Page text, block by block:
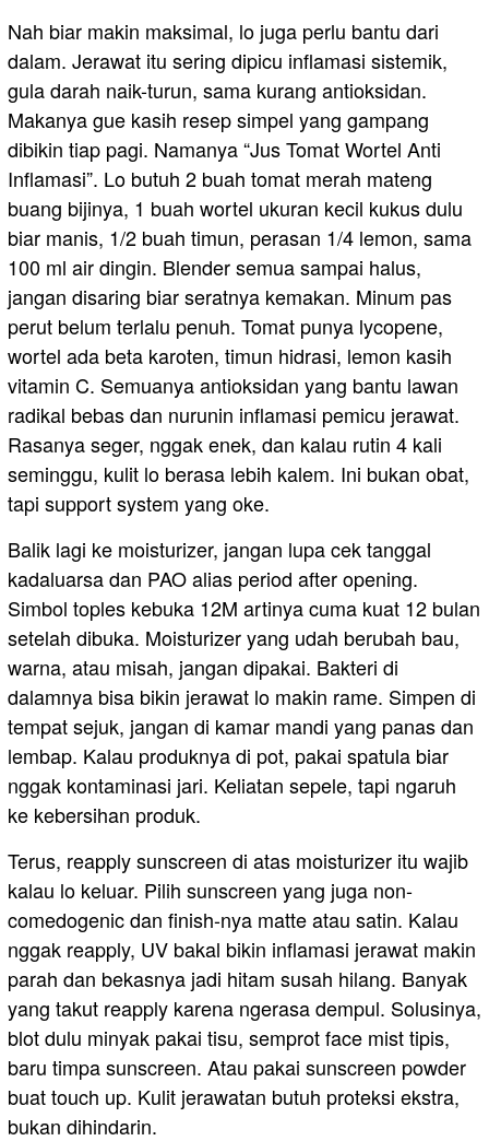
Nah biar makin maksimal, lo juga perlu bantu dari
dalam. Jerawat itu sering dipicu inflamasi sistemik,
gula darah naik-turun, sama kurang antioksidan.
Makanya gue kasih resep simpel yang gampang
dibikin tiap pagi. Namanya “Jus Tomat Wortel Anti
Inflamasi”. Lo butuh 2 buah tomat merah mateng
buang bijinya, 1 buah wortel ukuran kecil kukus dulu
biar manis, 1/2 buah timun, perasan 1/4 lemon, sama
100 ml air dingin. Blender semua sampai halus,
jangan disaring biar seratnya kemakan. Minum pas
perut belum terlalu penuh. Tomat punya lycopene,
wortel ada beta karoten, timun hidrasi, lemon kasih
vitamin C. Semuanya antioksidan yang bantu lawan
radikal bebas dan nurunin inflamasi pemicu jerawat.
Rasanya seger, nggak enek, dan kalau rutin 4 kali
seminggu, kulit lo berasa lebih kalem. Ini bukan obat,
tapi support system yang oke.
Balik lagi ke moisturizer, jangan lupa cek tanggal
kadaluarsa dan PAO alias period after opening.
Simbol toples kebuka 12M artinya cuma kuat 12 bulan
setelah dibuka. Moisturizer yang udah berubah bau,
warna, atau misah, jangan dipakai. Bakteri di
dalamnya bisa bikin jerawat lo makin rame. Simpen di
tempat sejuk, jangan di kamar mandi yang panas dan
lembap. Kalau produknya di pot, pakai spatula biar
nggak kontaminasi jari. Keliatan sepele, tapi ngaruh
ke kebersihan produk.
Terus, reapply sunscreen di atas moisturizer itu wajib
kalau lo keluar. Pilih sunscreen yang juga non-
comedogenic dan finish-nya matte atau satin. Kalau
nggak reapply, UV bakal bikin inflamasi jerawat makin
parah dan bekasnya jadi hitam susah hilang. Banyak
yang takut reapply karena ngerasa dempul. Solusinya,
blot dulu minyak pakai tisu, semprot face mist tipis,
baru timpa sunscreen. Atau pakai sunscreen powder
buat touch up. Kulit jerawatan butuh proteksi ekstra,
bukan dihindarin.